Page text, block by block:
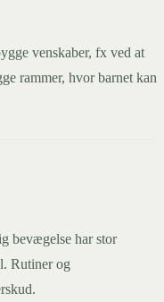
venskaber, fx ved at
rammer, hvor barnet kan
bevægelse har stor
Rutiner og